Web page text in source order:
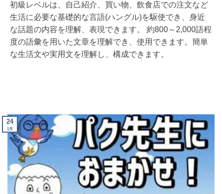
初級レベルは、自己紹介、買い物、飲食店での注文など
生活に必要な基礎的な言語(ハングル)を駆使でき、身近
な話題の内容を理解、表現できます。 約800～2,000語程
度の語彙を用いた文章を理解でき、使用できます。簡単
な生活文や実用文を理解し、構成できます。
24
1月